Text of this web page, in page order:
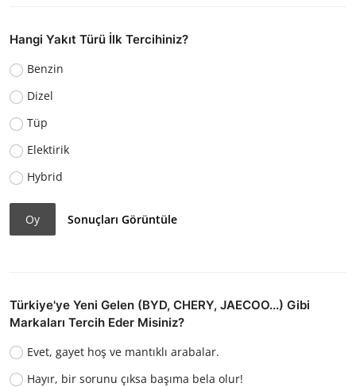
Hangi Yakıt Türü İlk Tercihiniz?
Benzin
Dizel
Tüp
Elektirik
Hybrid
Oy Sonuçları Görüntüle
Türkiye'ye Yeni Gelen (BYD, CHERY, JAECOO...) Gibi
Markaları Tercih Eder Misiniz?
Evet, gayet hoş ve mantıklı arabalar.
Hayır, bir sorunu çıksa başıma bela olur!